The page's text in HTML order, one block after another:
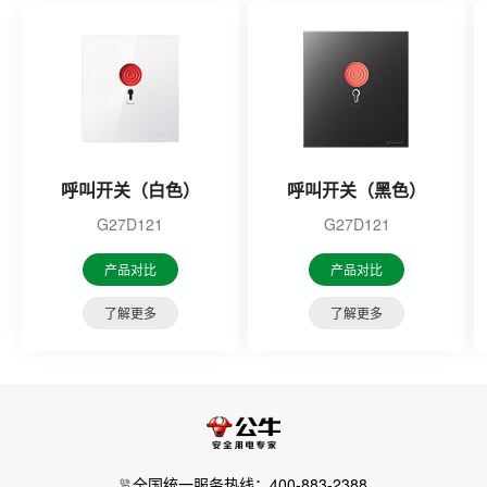
呼叫开关（白色）
G27D121
产品对比
了解更多
呼叫开关（黑色）
G27D121
产品对比
了解更多